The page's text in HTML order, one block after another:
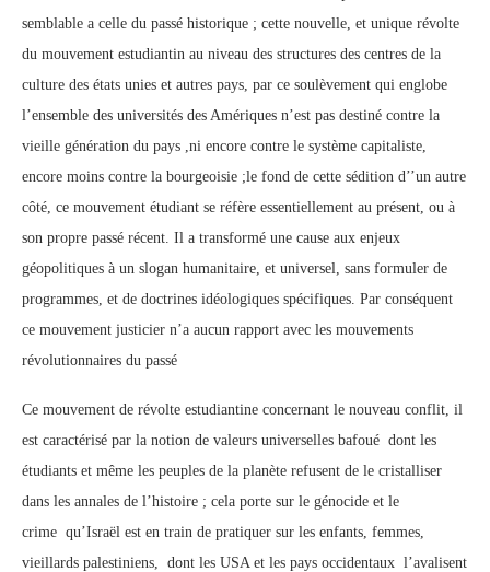
semblable a celle du passé historique ; cette nouvelle, et unique révolte
du mouvement estudiantin au niveau des structures des centres de la
culture des états unies et autres pays, par ce soulèvement qui englobe
l’ensemble des universités des Amériques n’est pas destiné contre la
vieille génération du pays ,ni encore contre le système capitaliste,
encore moins contre la bourgeoisie ;le fond de cette sédition d’’un autre
côté, ce mouvement étudiant se réfère essentiellement au présent, ou à
son propre passé récent. Il a transformé une cause aux enjeux
géopolitiques à un slogan humanitaire, et universel, sans formuler de
programmes, et de doctrines idéologiques spécifiques. Par conséquent
ce mouvement justicier n’a aucun rapport avec les mouvements
révolutionnaires du passé
Ce mouvement de révolte estudiantine concernant le nouveau conflit, il
est caractérisé par la notion de valeurs universelles bafoué dont les
étudiants et même les peuples de la planète refusent de le cristalliser
dans les annales de l’histoire ; cela porte sur le génocide et le
crime qu’Israël est en train de pratiquer sur les enfants, femmes,
vieillards palestiniens, dont les USA et les pays occidentaux l’avalisent